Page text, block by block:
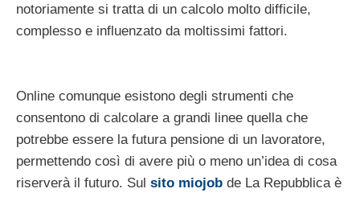
notoriamente si tratta di un calcolo molto difficile,
complesso e influenzato da moltissimi fattori.
Online comunque esistono degli strumenti che
consentono di calcolare a grandi linee quella che
potrebbe essere la futura pensione di un lavoratore,
permettendo così di avere più o meno un’idea di cosa
riserverà il futuro. Sul sito miojob de La Repubblica è